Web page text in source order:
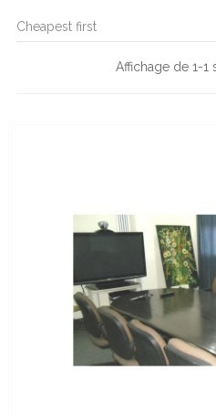
Cheapest first
Affichage de 1-1